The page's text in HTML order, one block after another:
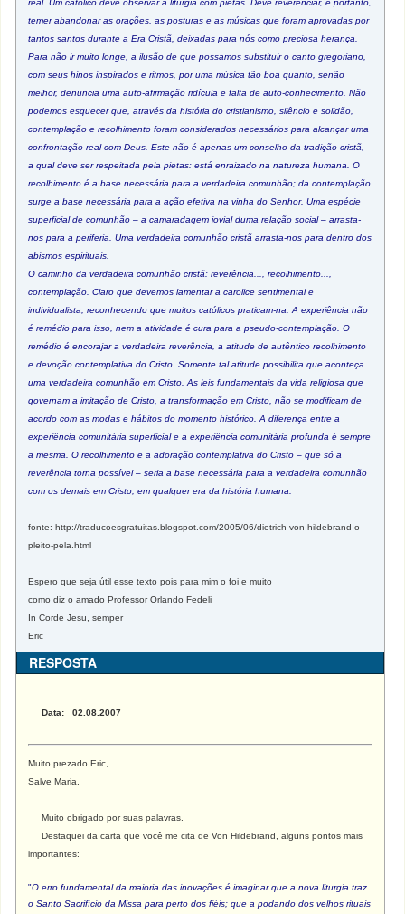
real. Um católico deve observar a liturgia com pietas. Deve reverenciar, e portanto,
temer abandonar as orações, as posturas e as músicas que foram aprovadas por
tantos santos durante a Era Cristã, deixadas para nós como preciosa herança.
Para não ir muito longe, a ilusão de que possamos substituir o canto gregoriano,
com seus hinos inspirados e ritmos, por uma música tão boa quanto, senão
melhor, denuncia uma auto-afirmação ridícula e falta de auto-conhecimento. Não
podemos esquecer que, através da história do cristianismo, silêncio e solidão,
contemplação e recolhimento foram considerados necessários para alcançar uma
confrontação real com Deus. Este não é apenas um conselho da tradição cristã,
a qual deve ser respeitada pela pietas: está enraizado na natureza humana. O
recolhimento é a base necessária para a verdadeira comunhão; da contemplação
surge a base necessária para a ação efetiva na vinha do Senhor. Uma espécie
superficial de comunhão – a camaradagem jovial duma relação social – arrasta-
nos para a periferia. Uma verdadeira comunhão cristã arrasta-nos para dentro dos
abismos espirituais.
O caminho da verdadeira comunhão cristã: reverência..., recolhimento...,
contemplação. Claro que devemos lamentar a carolice sentimental e
individualista, reconhecendo que muitos católicos praticam-na. A experiência não
é remédio para isso, nem a atividade é cura para a pseudo-contemplação. O
remédio é encorajar a verdadeira reverência, a atitude de autêntico recolhimento
e devoção contemplativa do Cristo. Somente tal atitude possibilita que aconteça
uma verdadeira comunhão em Cristo. As leis fundamentais da vida religiosa que
governam a imitação de Cristo, a transformação em Cristo, não se modificam de
acordo com as modas e hábitos do momento histórico. A diferença entre a
experiência comunitária superficial e a experiência comunitária profunda é sempre
a mesma. O recolhimento e a adoração contemplativa do Cristo – que só a
reverência torna possível – seria a base necessária para a verdadeira comunhão
com os demais em Cristo, em qualquer era da história humana.
fonte: http://traducoesgratuitas.blogspot.com/2005/06/dietrich-von-hildebrand-o-
pleito-pela.html
Espero que seja útil esse texto pois para mim o foi e muito
como diz o amado Professor Orlando Fedeli
In Corde Jesu, semper
Eric
RESPOSTA
Data: 02.08.2007
Muito prezado Eric,
Salve Maria.
Muito obrigado por suas palavras.
Destaquei da carta que você me cita de Von Hildebrand, alguns pontos mais
importantes:
"O erro fundamental da maioria das inovações é imaginar que a nova liturgia traz
o Santo Sacrifício da Missa para perto dos fiéis; que a podando dos velhos rituais